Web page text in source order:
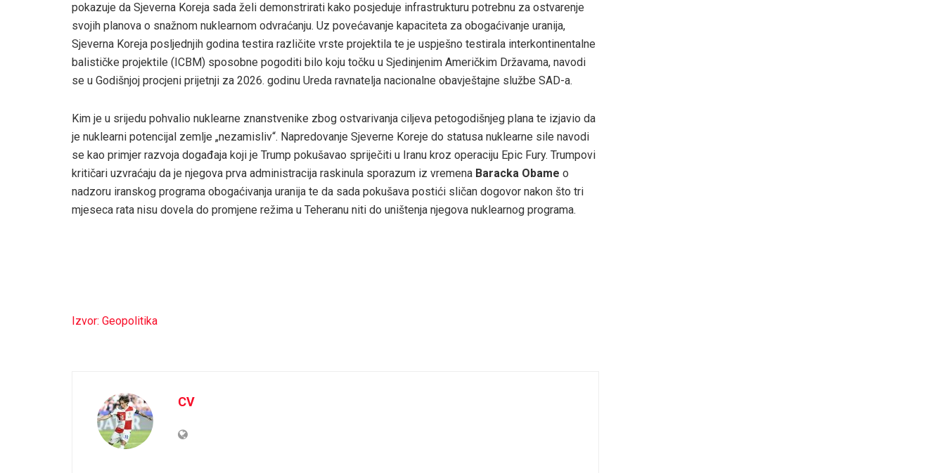
pokazuje da Sjeverna Koreja sada želi demonstrirati kako posjeduje infrastrukturu potrebnu za ostvarenje
svojih planova o snažnom nuklearnom odvraćanju. Uz povećavanje kapaciteta za obogaćivanje uranija,
Sjeverna Koreja posljednjih godina testira različite vrste projektila te je uspješno testirala interkontinentalne
balističke projektile (ICBM) sposobne pogoditi bilo koju točku u Sjedinjenim Američkim Državama, navodi
se u Godišnjoj procjeni prijetnji za 2026. godinu Ureda ravnatelja nacionalne obavještajne službe SAD-a.
Kim je u srijedu pohvalio nuklearne znanstvenike zbog ostvarivanja ciljeva petogodišnjeg plana te izjavio da
je nuklearni potencijal zemlje „nezamisliv“. Napredovanje Sjeverne Koreje do statusa nuklearne sile navodi
se kao primjer razvoja događaja koji je Trump pokušavao spriječiti u Iranu kroz operaciju Epic Fury. Trumpovi
kritičari uzvraćaju da je njegova prva administracija raskinula sporazum iz vremena Baracka Obame o
nadzoru iranskog programa obogaćivanja uranija te da sada pokušava postići sličan dogovor nakon što tri
mjeseca rata nisu dovela do promjene režima u Teheranu niti do uništenja njegova nuklearnog programa.
Izvor: Geopolitika
CV